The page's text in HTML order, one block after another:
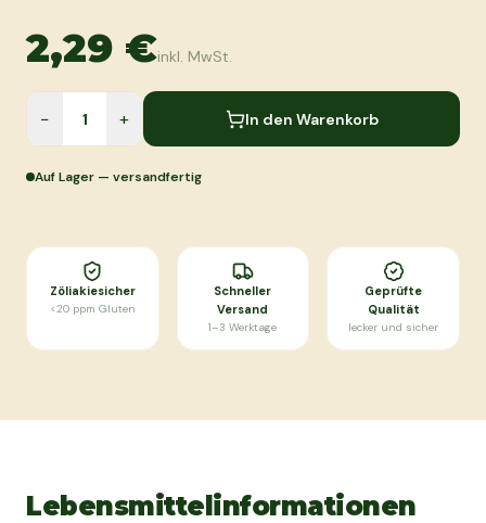
2,29 €inkl. MwSt.
− + In den Warenkorb
Auf Lager — versandfertig
Zöliakiesicher
<20 ppm Gluten
Schneller
Versand
1–3 Werktage
Geprüfte
Qualität
lecker und sicher
Lebensmittelinformationen